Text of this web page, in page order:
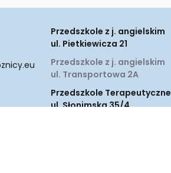
Przedszkole z j. angielskim
ul. Pietkiewicza 21
Przedszkole z j. angielskim
ul. Transportowa 2A
Przedszkole Terapeutyczne
ul. Słonimska 35/4